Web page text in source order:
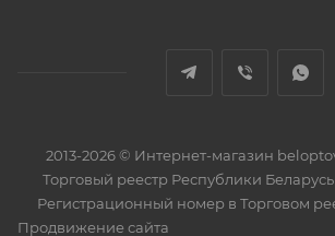
2013-2026 © Интернет-магазин
Торговый реестр Республики Беларусь
Регистрационный номер в Торговом
Продвижение сайта